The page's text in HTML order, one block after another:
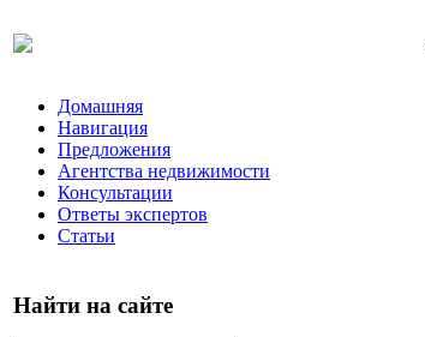
Домашняя
Навигация
Предложения
Агентства недвижимости
Консультации
Ответы экспертов
Статьи
Найти на сайте